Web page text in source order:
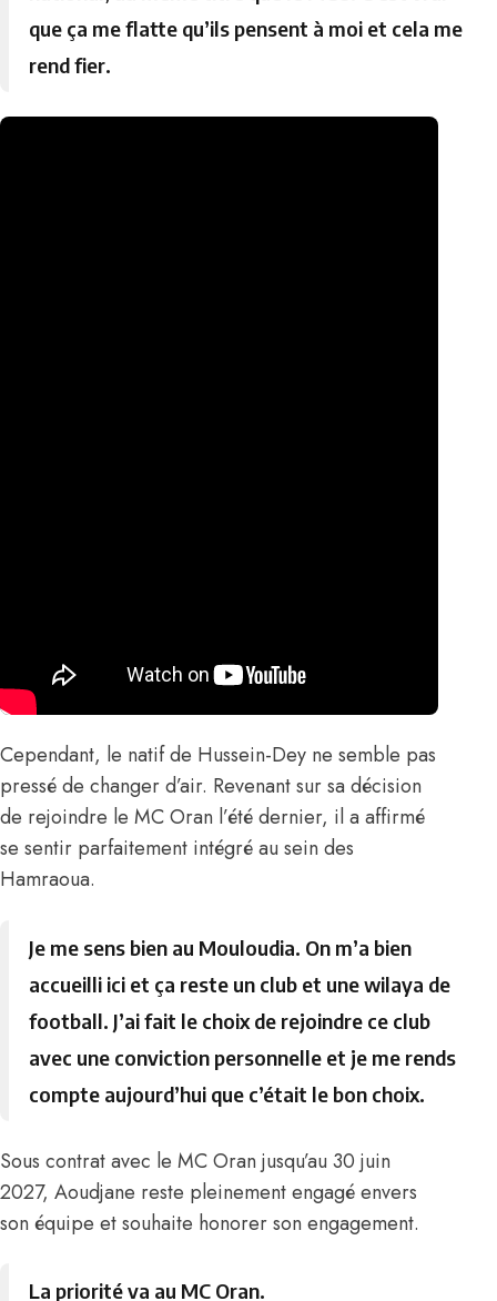
que ça me flatte qu’ils pensent à moi et cela me
rend fier.
Cependant, le natif de Hussein-Dey ne semble pas
pressé de changer d’air. Revenant sur sa décision
de rejoindre le MC Oran l’été dernier, il a affirmé
se sentir parfaitement intégré au sein des
Hamraoua.
Je me sens bien au Mouloudia. On m’a bien
accueilli ici et ça reste un club et une wilaya de
football. J’ai fait le choix de rejoindre ce club
avec une conviction personnelle et je me rends
compte aujourd’hui que c’était le bon choix.
Sous contrat avec le MC Oran jusqu’au 30 juin
2027, Aoudjane reste pleinement engagé envers
son équipe et souhaite honorer son engagement.
La priorité va au MC Oran.